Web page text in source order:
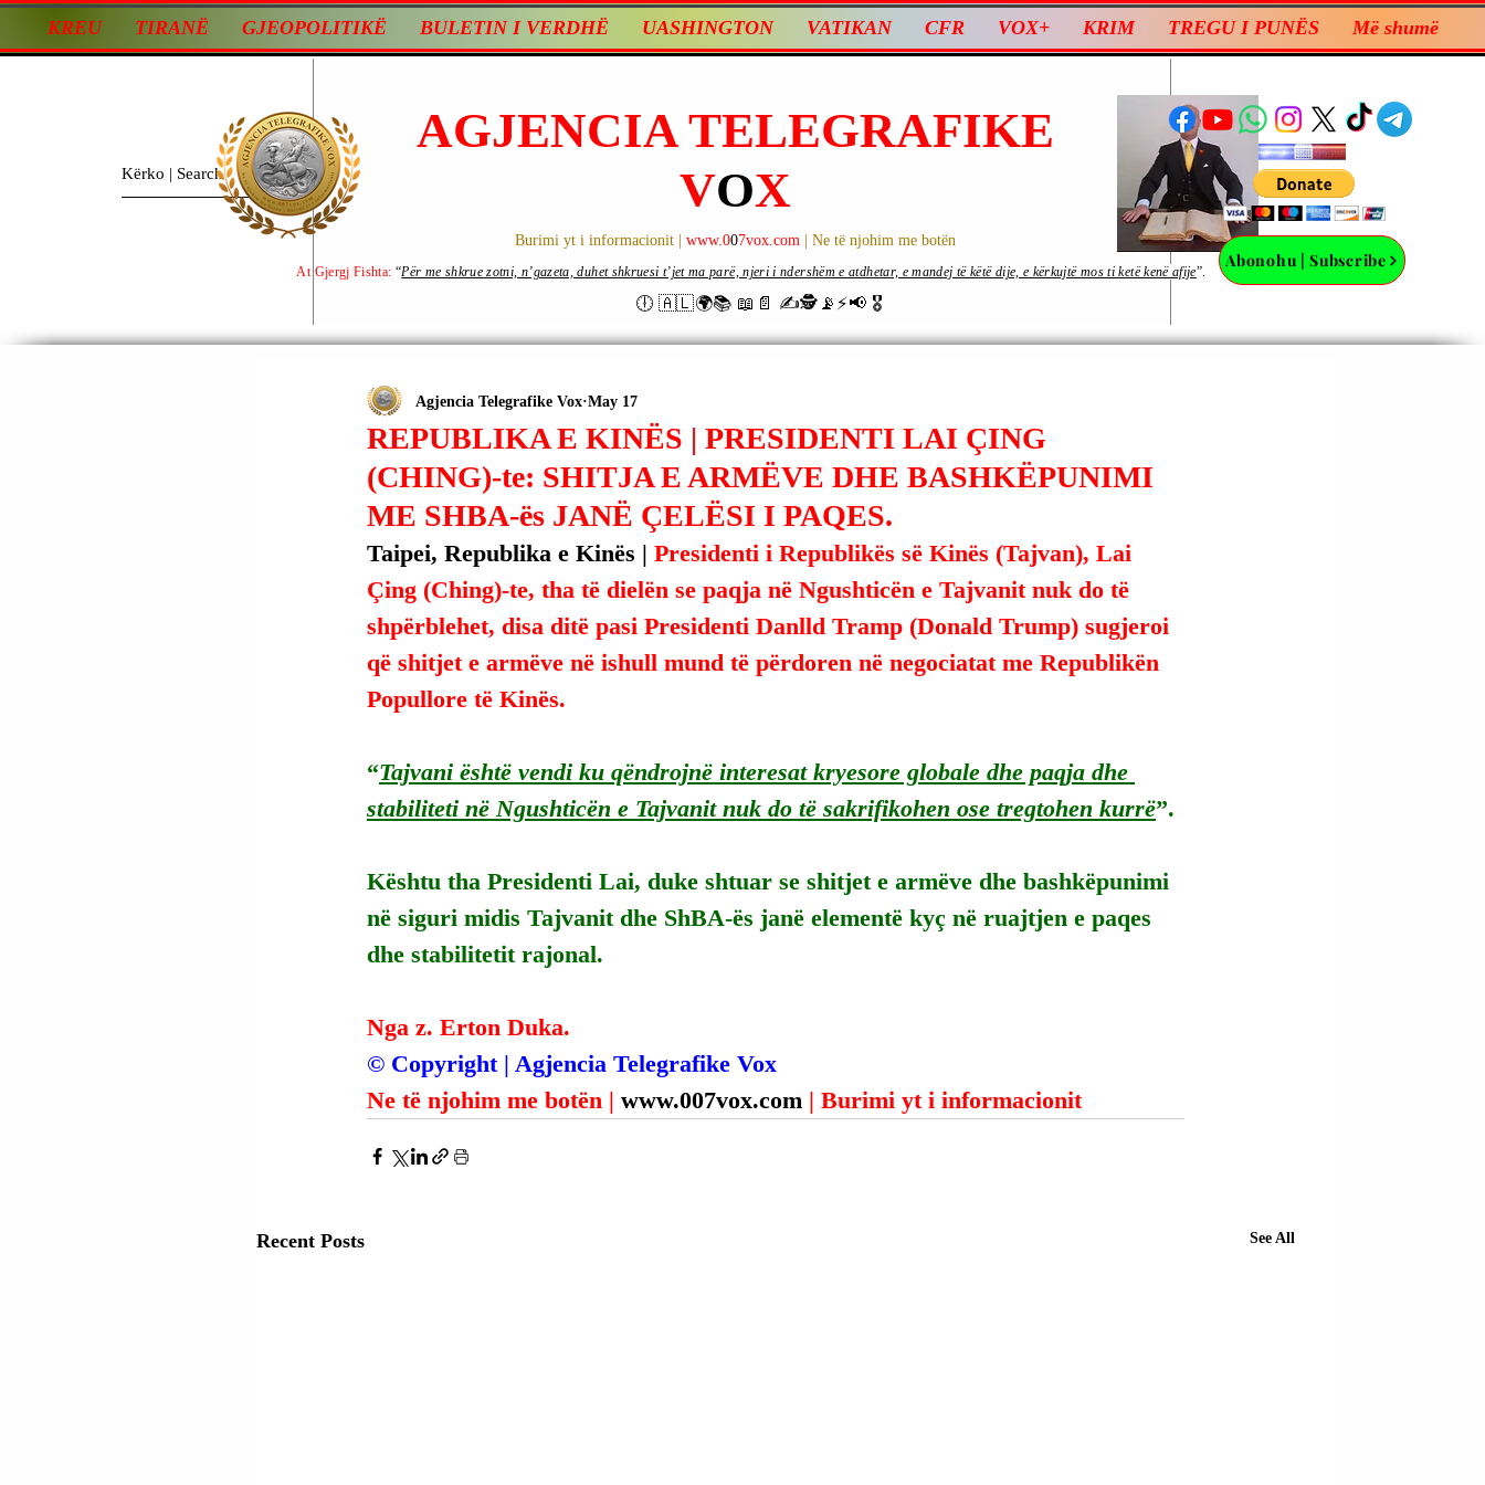
KREU TIRANË GJEOPOLITIKË BULETIN I VERDHË UASHINGTON VATIKAN CFR VOX+ KRIM TREGU I PUNËS Më shumë
AGJENCIA TELEGRAFIKE
VOX
Burimi yt i informacionit | www.007vox.com | Ne të njohim me botën
🕕 🇦🇱🌍📚 📖📄 ✍🕵️📡⚡️📢 🎖
Abonohu | Subscribe
At Gjergj Fishta: “Për me shkrue zotni, n’gazeta, duhet shkruesi t’jet ma parë, njeri i ndershëm e atdhetar, e mandej të këtë dije, e kërkujtë mos ti ketë kenë afije”.
REPUBLIKA E KINËS | PRESIDENTI LAI ÇING
(CHING)-te: SHITJA E ARMËVE DHE BASHKËPUNIMI
ME SHBA-ës JANË ÇELËSI I PAQES.
Agjencia Telegrafike Vox May 17
Taipei, Republika e Kinës | Presidenti i Republikës së Kinës (Tajvan), Lai
Çing (Ching)-te, tha të dielën se paqja në Ngushticën e Tajvanit nuk do të
shpërblehet, disa ditë pasi Presidenti Danlld Tramp (Donald Trump) sugjeroi
që shitjet e armëve në ishull mund të përdoren në negociatat me Republikën
Popullore të Kinës.
“Tajvani është vendi ku qëndrojnë interesat kryesore globale dhe paqja dhe
stabiliteti në Ngushticën e Tajvanit nuk do të sakrifikohen ose tregtohen kurrë”.
Kështu tha Presidenti Lai, duke shtuar se shitjet e armëve dhe bashkëpunimi
në siguri midis Tajvanit dhe ShBA-ës janë elementë kyç në ruajtjen e paqes
dhe stabilitetit rajonal.
Nga z. Erton Duka.
© Copyright | Agjencia Telegrafike Vox
Ne të njohim me botën | www.007vox.com | Burimi yt i informacionit
Recent Posts See All